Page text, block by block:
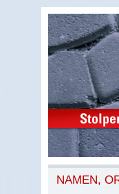
NAMEN,